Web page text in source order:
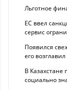
Льготное
ЕС ввел
сервис
Появился
его возглавил
В
социально